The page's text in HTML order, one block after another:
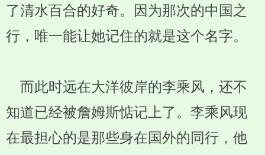
了清水百合的好奇。因为那次的中国之
行，唯一能让她记住的就是这个名字。
而此时远在大洋彼岸的李乘风，还不
知道已经被詹姆斯惦记上了。李乘风现
在最担心的是那些身在国外的同行，他